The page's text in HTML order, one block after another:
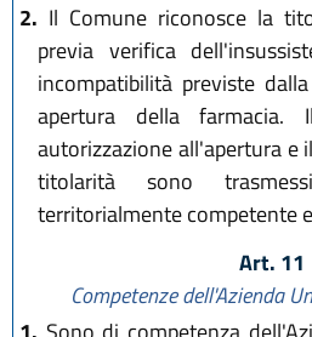
2. Il Comune riconosce la
previa verifica
incompatibilità previste
apertura della farmacia.
autorizzazione all'apertura e
titolarità sono
territorialmente competente
Art. 11
Competenze dell'Azienda